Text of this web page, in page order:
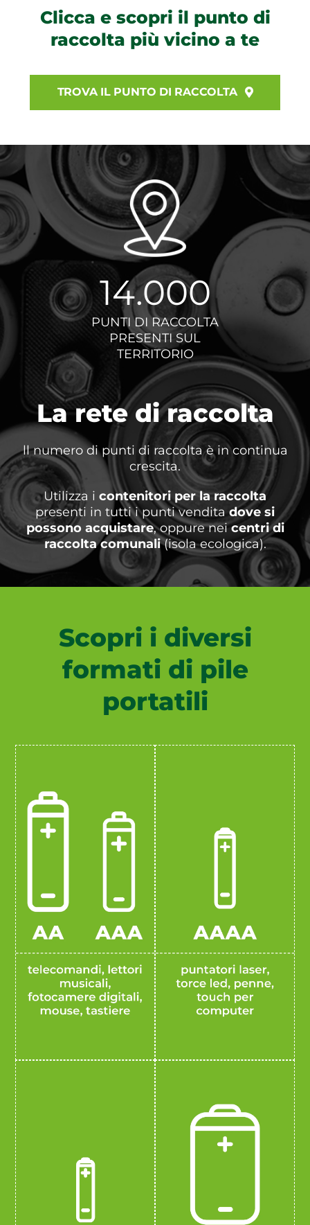
Clicca e scopri il punto di
raccolta più vicino a te
TROVA IL PUNTO DI RACCOLTA
14.000
PUNTI DI RACCOLTA
PRESENTI SUL
TERRITORIO
La rete di raccolta
ll numero di punti di raccolta è in continua
crescita.
Utilizza i contenitori per la raccolta
presenti in tutti i punti venditadove si
possono acquistare, oppure neicentri di
raccolta comunali(isola ecologica).
Scopri i diversi
formati di pile
portatili